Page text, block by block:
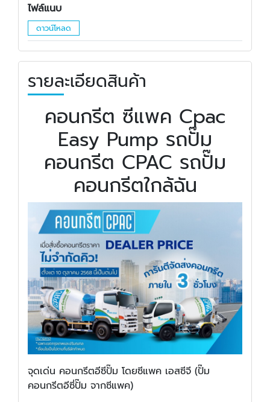
ไฟล์แนบ
ดาวน์โหลด
รายละเอียดสินค้า
คอนกรีต ซีแพค Cpac
Easy Pump รถปั๊ม
คอนกรีต CPAC รถปั๊ม
คอนกรีตใกล้ฉัน
จุดเด่น คอนกรีตอีซีปั๊ม โดยซีแพค เอสซีจี (ปั๊ม
คอนกรีตอีซี่ปั๊ม จากซีแพค)